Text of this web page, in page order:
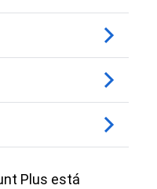
Plus está